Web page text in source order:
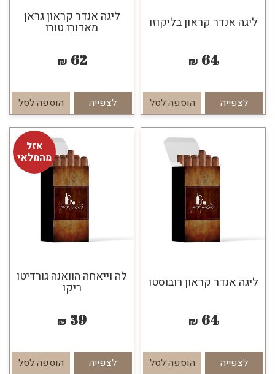
ליגה אנדר קראון בליקוזו
64
₪
לצפייה הוספה לסל
ליגה אנדר קראון גראן
מאדורו טורו
62
₪
לצפייה הוספה לסל
ליגה אנדר קראון רובוסטו
64
₪
לצפייה הוספה לסל
אזל
מהמלאי
לה וייאחה הוואנה גורדיטו
ריקו
39
₪
לצפייה הוספה לסל